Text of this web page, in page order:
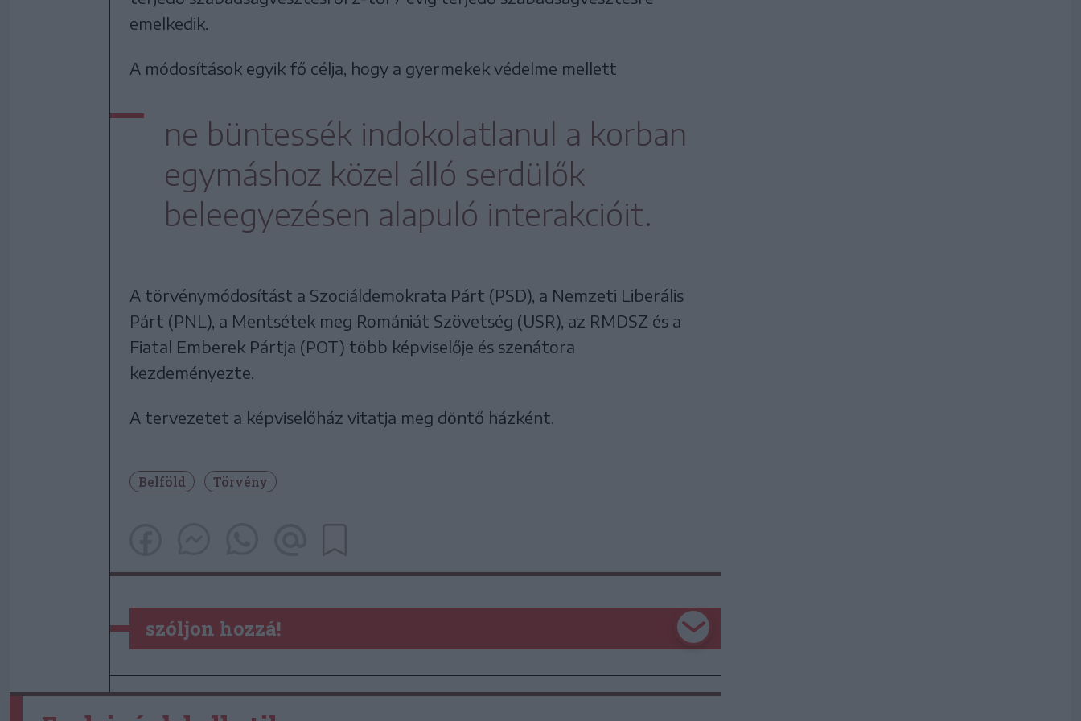
emelkedik.
A módosítások egyik fő célja, hogy a gyermekek védelme mellett
ne büntessék indokolatlanul a korban
egymáshoz közel álló serdülők
beleegyezésen alapuló interakcióit.
A törvénymódosítást a Szociáldemokrata Párt (PSD), a Nemzeti Liberális
Párt (PNL), a Mentsétek meg Romániát Szövetség (USR), az RMDSZ és a
Fiatal Emberek Pártja (POT) több képviselője és szenátora
kezdeményezte.
A tervezetet a képviselőház vitatja meg döntő házként.
Belföld Törvény
szóljon hozzá!